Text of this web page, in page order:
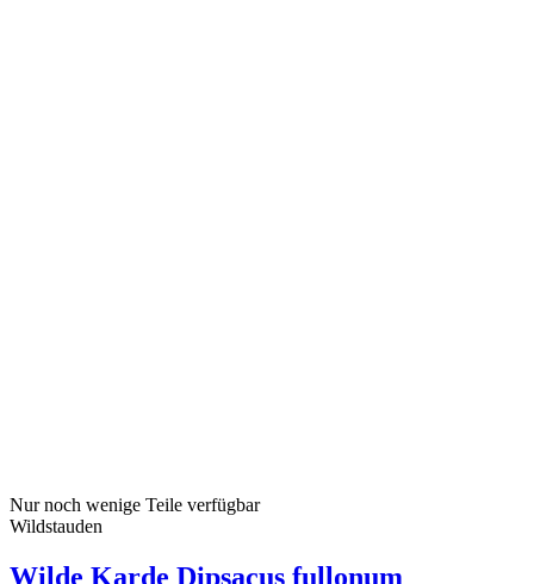
Nur noch wenige Teile verfügbar
Wildstauden
Wilde Karde Dipsacus fullonum